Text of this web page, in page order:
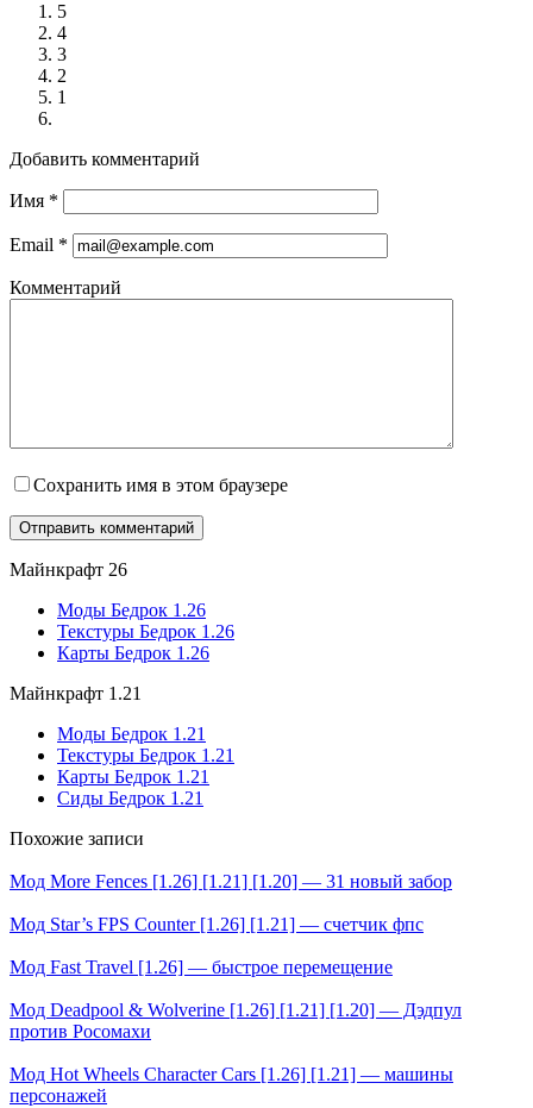
5
4
3
2
1
Добавить комментарий
Имя *
Email *
Комментарий
Сохранить имя в этом браузере
Майнкрафт 26
Моды Бедрок 1.26
Текстуры Бедрок 1.26
Карты Бедрок 1.26
Майнкрафт 1.21
Моды Бедрок 1.21
Текстуры Бедрок 1.21
Карты Бедрок 1.21
Сиды Бедрок 1.21
Похожие записи
Мод More Fences [1.26] [1.21] [1.20] — 31 новый забор
Мод Star’s FPS Counter [1.26] [1.21] — счетчик фпс
Мод Fast Travel [1.26] — быстрое перемещение
Мод Deadpool & Wolverine [1.26] [1.21] [1.20] — Дэдпул
против Росомахи
Мод Hot Wheels Character Cars [1.26] [1.21] — машины
персонажей